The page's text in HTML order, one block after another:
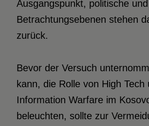
Ausgangspunkt, politische
Betrachtungsebenen stehen
zurück.
Bevor der Versuch
kann, die Rolle von High Tech
Information Warfare im
beleuchten, sollte zur